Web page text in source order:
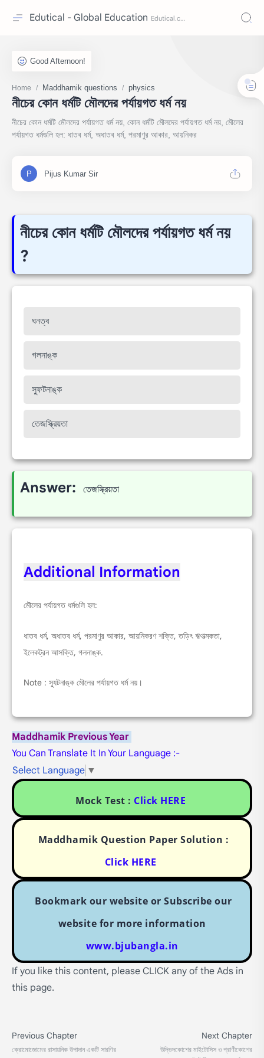
Edutical - Global Education
Home Maddhamik questions physics
নীচের কোন ধর্মটি মৌলদের পর্যায়গত ধর্ম নয়
নীচের কোন ধর্মটি মৌলদের পর্যায়গত ধর্ম নয়, কোন ধর্মটি মৌলদের পর্যায়গত ধর্ম নয়, মৌলের
পর্যায়গত ধর্মগুলি হল: ধাতব ধর্ম, অধাতব ধর্ম, পরমাণুর আকার, আয়নিকর
নীচের কোন ধর্মটি মৌলদের পর্যায়গত ধর্ম নয়
?
ঘনত্ব
গলনাঙ্ক
স্ফুটনাঙ্ক
তেজস্ক্রিয়তা
Answer: তেজস্ক্রিয়তা
Additional Information
মৌলের পর্যায়গত ধর্মগুলি হল:
ধাতব ধর্ম, অধাতব ধর্ম, পরমাণুর আকার, আয়নিকরণ শক্তি, তড়িৎ ঋণাত্মকতা,
ইলেকট্রন আসক্তি, গলনাঙ্ক.
Note : স্যুটনাঙ্ক মৌলের পর্যায়গত ধর্ম নয়।
Maddhamik Previous Year
You Can Translate It In Your Language :-
Select Language ▼
Mock Test : Click HERE
Maddhamik Question Paper Solution :
Click HERE
Bookmark our website or Subscribe our
website for more information
www.bjubangla.in
If you like this content, please CLICK any of the Ads in
this page.